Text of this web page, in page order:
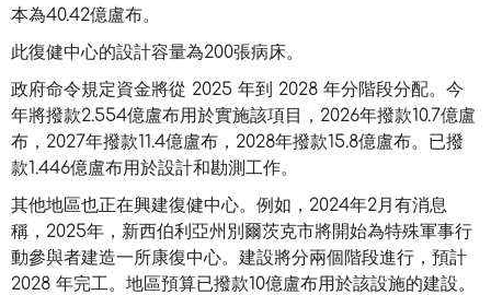
本為40.42億盧布。
此復健中心的設計容量為200張病床。
政府命令規定資金將從 2025 年到 2028 年分階段分配。今
年將撥款2.554億盧布用於實施該項目，2026年撥款10.7億盧
布，2027年撥款11.4億盧布，2028年撥款15.8億盧布。已撥
款1.446億盧布用於設計和勘測工作。
其他地區也正在興建復健中心。例如，2024年2月有消息
稱，2025年，新西伯利亞州別爾茨克市將開始為特殊軍事行
動參與者建造一所康復中心。建設將分兩個階段進行，預計
2028 年完工。地區預算已撥款10億盧布用於該設施的建設。